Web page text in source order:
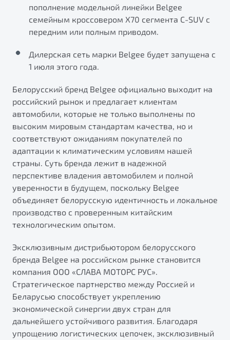
Обзор В наличии
X70
Универсальный кроссовер
от 2 499 990 ₽*
Обзор В наличии
Подробно
Автомобили в наличии
Тест-драйв
Автокредит
Спецпредложения
"Помощь на дорогах"
Запись на сервис
Калькулятор ТО
Клиентская поддержка
пополнение модельной линейки Belgee
семейным кроссовером Х70 сегмента C-SUV с
передним или полным приводом.
Дилерская сеть марки Belgee будет запущена с
1 июля этого года.
Белорусский бренд Belgee официально выходит на
российский рынок и предлагает клиентам
автомобили, которые не только выполнены по
высоким мировым стандартам качества, но и
соответствуют ожиданиям покупателей по
адаптации к климатическим условиям нашей
страны. Суть бренда лежит в надежной
перспективе владения автомобилем и полной
уверенности в будущем, поскольку Belgee
объединяет белорусскую идентичность и локальное
производство с проверенным китайским
технологическим опытом.
Эксклюзивным дистрибьютором белорусского
бренда Belgee на российском рынке становится
компания ООО «СЛАВА МОТОРС РУС».
Стратегическое партнерство между Россией и
Беларусью способствует укреплению
экономической синергии двух стран для
дальнейшего устойчивого развития. Благодаря
упрощению логистических цепочек, эксклюзивный